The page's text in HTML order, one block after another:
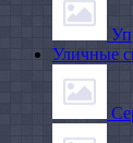
Уличные